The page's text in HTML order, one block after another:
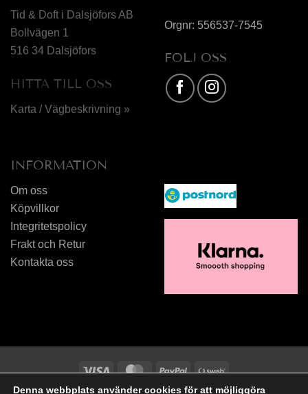
Tid & Doft i Dalsjöfors AB
Bollvägen 1
516 34 Dalsjöfors
HITTA TILL OSS
Karta / Vägbeskrivning »
Orgnr: 556537-7545
FÖLJ OSS
INFORMATION
Om oss
Köpvillkor
Integritetspolicy
Frakt och Retur
Kontakta oss
Visa MasterCardPayPal
Swish
(SE)
Denna webbplats använder cookies för att möjliggöra